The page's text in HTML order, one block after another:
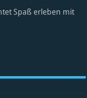
Spaß erleben mit